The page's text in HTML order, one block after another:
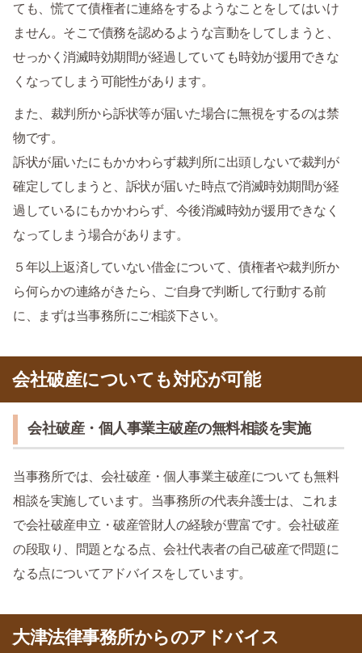
ても、慌てて債権者に連絡をするようなことをしてはいけ
ません。そこで債務を認めるような言動をしてしまうと、
せっかく消滅時効期間が経過していても時効が援用できな
くなってしまう可能性があります。
また、裁判所から訴状等が届いた場合に無視をするのは禁
物です。
訴状が届いたにもかかわらず裁判所に出頭しないで裁判が
確定してしまうと、訴状が届いた時点で消滅時効期間が経
過しているにもかかわらず、今後消滅時効が援用できなく
なってしまう場合があります。
５年以上返済していない借金について、債権者や裁判所か
ら何らかの連絡がきたら、ご自身で判断して行動する前
に、まずは当事務所にご相談下さい。
会社破産についても対応が可能
会社破産・個人事業主破産の無料相談を実施
当事務所では、会社破産・個人事業主破産についても無料
相談を実施しています。当事務所の代表弁護士は、これま
で会社破産申立・破産管財人の経験が豊富です。会社破産
の段取り、問題となる点、会社代表者の自己破産で問題に
なる点についてアドバイスをしています。
大津法律事務所からのアドバイス